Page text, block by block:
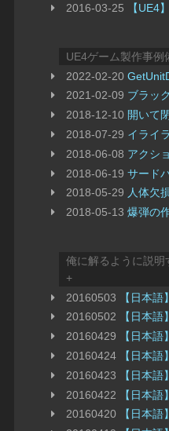
2016-03-25
【UE4
UE4ゲーム製作事例
2022-02-20
2021-02-09 ブラッ
2018-12-10 開いて
2018-07-29 イライ
2018-06-08 アクシ
2018-06-19サード
2018-05-29 人体欠
2018-05-13爆弾の
俺に解るように説明
+
20160503
【日本
20160502
【日本
20160429
【日本
20160424
【日本
20160423
【日本
20160422
【日本
20160420
【日本